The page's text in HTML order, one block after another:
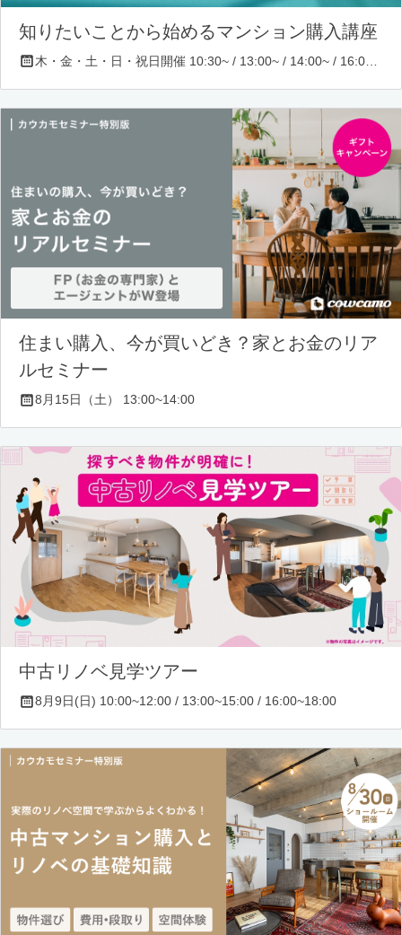
知りたいことから始めるマンション購入講座
住まい購入、今が買いどき？家とお金のリア
ルセミナー
8月15日（土） 13:00~14:00
中古リノベ見学ツアー
8月9日(日) 10:00~12:00 / 13:00~15:00 / 16:00~18:00